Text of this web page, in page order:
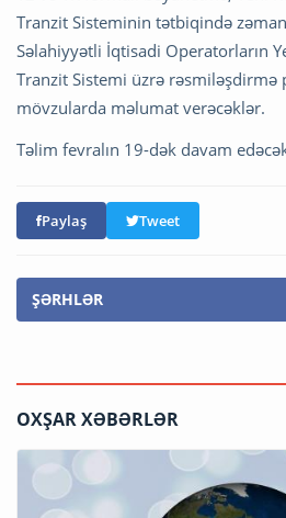
Tranzit Sisteminin tətbiqində
Səlahiyyətli İqtisadi Operatorların
Tranzit Sistemi üzrə rəsmiləşdirmə
mövzularda məlumat verəcəklər.
Təlim fevralın 19-dək davam
Paylaş Tweet
ŞƏRHLƏR
OXŞAR XƏBƏRLƏR